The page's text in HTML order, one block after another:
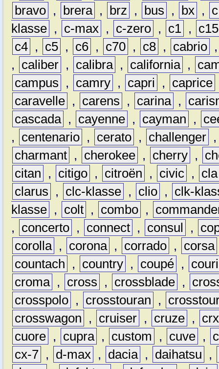
bravo , brera , brz , bus , bx ,
c
klasse , c-max , c-zero , c1 ,
c15
c4 , c5 , c6 , c70 , c8 , cabrio
,
caliber , calibra , california ,
campus
, camry , capri , caprice
caravelle , carens , carina ,
cascada , cayenne , cayman ,
,
centenario , cerato , challenger
charmant , cherokee , cherry ,
citan
, citigo , citroën , civic ,
cla
clarus
, clc-klasse , clio ,
clk-
klasse , colt , combo ,
,
concerto , connect , consul ,
corolla , corona , corrado , corsa
countach
, country , coupé ,
croma , cross , crossblade ,
crosspolo , crosstouran ,
crosswagon
, cruiser , cruze ,
crx
cuore , cupra , custom , cuve ,
cx-7 , d-max , dacia , daihatsu
,